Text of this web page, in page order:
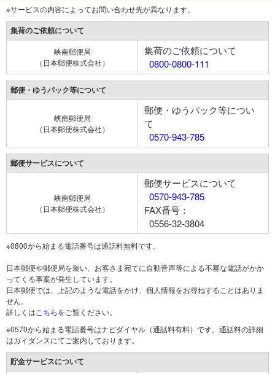
※サービスの内容によってお問い合わせ先が異なります。
集荷のご依頼について
峡南郵便局
（日本郵便株式会社）
集荷のご依頼について
0800-0800-111
郵便・ゆうパック等について
峡南郵便局
（日本郵便株式会社）
郵便・ゆうパック等につい
て
0570-943-785
郵便サービスについて
峡南郵便局
（日本郵便株式会社）
郵便サービスについて
0570-943-785
FAX番号：
0556-32-3804
※0800から始まる電話番号は通話料無料です。
日本郵便や郵便局を装い、お客さま宛てに自動音声等による不審な電話がかか
ってくる事案が発生しています。
日本郵便では、上記のような電話をかけ、個人情報をお尋ねすることはありま
せん。
詳しくは こちらをご覧ください。
※0570から始まる電話番号はナビダイヤル（通話料有料）です。通話料の詳細
はガイダンスにてご案内しております。
貯金サービスについて